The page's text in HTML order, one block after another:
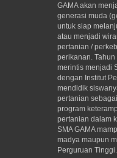
GAMA akan
generasi muda
untuk siap
atau menjadi
pertanian /
perikanan. Tahun
merintis menjadi
dengan Institut
mendidik
pertanian
program
pertanian dalam
SMA GAMA
madya maupun
Perguruan Tinggi.